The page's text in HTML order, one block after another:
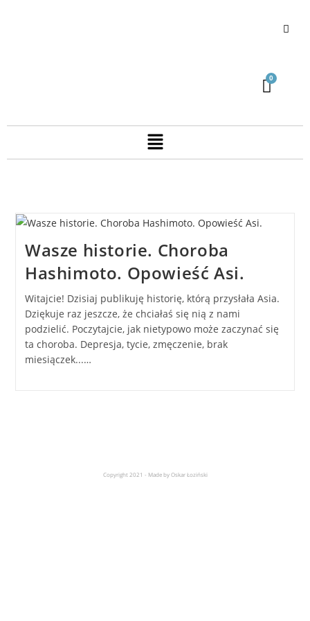
Wasze historie. Choroba
Hashimoto. Opowieść Asi.
Witajcie! Dzisiaj publikuję historię, którą przysłała Asia.
Dziękuje raz jeszcze, że chciałaś się nią z nami
podzielić. Poczytajcie, jak nietypowo może zaczynać się
ta choroba. Depresja, tycie, zmęczenie, brak
miesiączek...…
Copyright 2021 - Made by Oskar Łoziński